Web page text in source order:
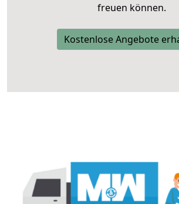
freuen können.
Kostenlose Angebote